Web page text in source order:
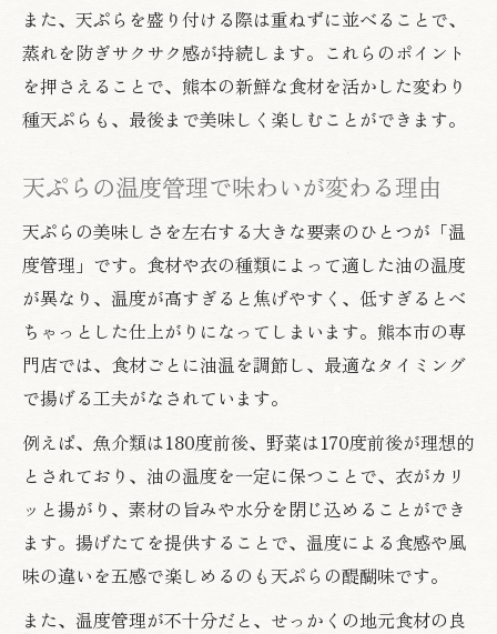
また、天ぷらを盛り付ける際は重ねずに並べることで、
蒸れを防ぎサクサク感が持続します。これらのポイント
を押さえることで、熊本の新鮮な食材を活かした変わり
種天ぷらも、最後まで美味しく楽しむことができます。
天ぷらの温度管理で味わいが変わる理由
天ぷらの美味しさを左右する大きな要素のひとつが「温
度管理」です。食材や衣の種類によって適した油の温度
が異なり、温度が高すぎると焦げやすく、低すぎるとべ
ちゃっとした仕上がりになってしまいます。熊本市の専
門店では、食材ごとに油温を調節し、最適なタイミング
で揚げる工夫がなされています。
例えば、魚介類は180度前後、野菜は170度前後が理想的
とされており、油の温度を一定に保つことで、衣がカリ
ッと揚がり、素材の旨みや水分を閉じ込めることができ
ます。揚げたてを提供することで、温度による食感や風
味の違いを五感で楽しめるのも天ぷらの醍醐味です。
また、温度管理が不十分だと、せっかくの地元食材の良